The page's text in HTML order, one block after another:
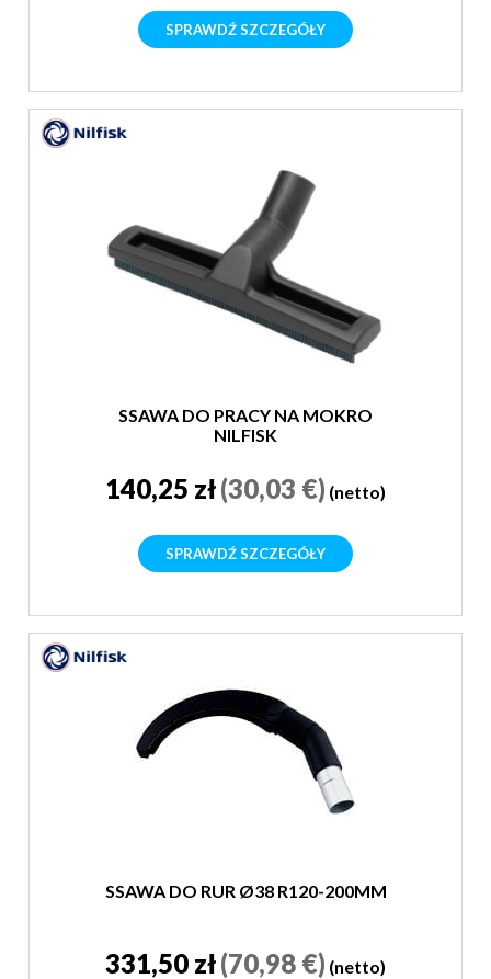
SPRAWDŹ SZCZEGÓŁY
SSAWA DO PRACY NA MOKRO
NILFISK
140,25 zł(30,03 €) (netto)
SPRAWDŹ SZCZEGÓŁY
SSAWA DO RUR Ø38 R120-200MM
331,50 zł(70,98 €) (netto)